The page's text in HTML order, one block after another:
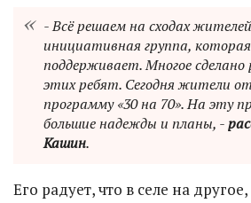
- Всё решаем на сходах
инициативная группа,
поддерживает. Многое сделано
этих ребят. Сегодня жители
программу «30 на 70». На эту
большие надежды и планы, -
Кашин.
Его радует, что в селе на